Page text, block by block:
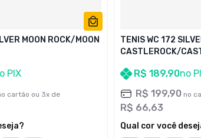
MOON ROCK/MOON
PIX
cartão ou 3x de
TENIS WC 172
CASTLEROCK/
R$ 189,90no
R$ 199,90 no
R$ 66,63
Qual cor você